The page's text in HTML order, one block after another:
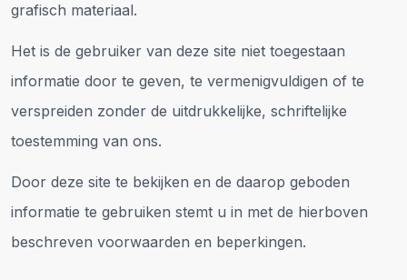
grafisch materiaal.
Het is de gebruiker van deze site niet toegestaan
informatie door te geven, te vermenigvuldigen of te
verspreiden zonder de uitdrukkelijke, schriftelijke
toestemming van ons.
Door deze site te bekijken en de daarop geboden
informatie te gebruiken stemt u in met de hierboven
beschreven voorwaarden en beperkingen.